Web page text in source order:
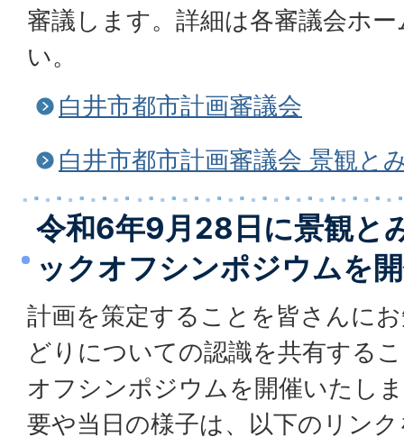
審議します。詳細は各審議会ホ
い。
白井市都市計画審議会
白井市都市計画審議会 景観と
令和6年9月28日に景観と
ックオフシンポジウムを
計画を策定することを皆さんに
どりについての認識を共有する
オフシンポジウムを開催いたし
要や当日の様子は、以下のリン